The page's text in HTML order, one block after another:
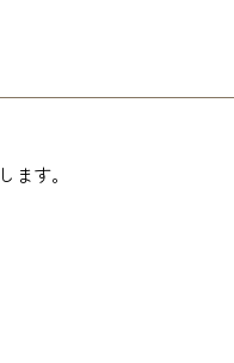
ます。